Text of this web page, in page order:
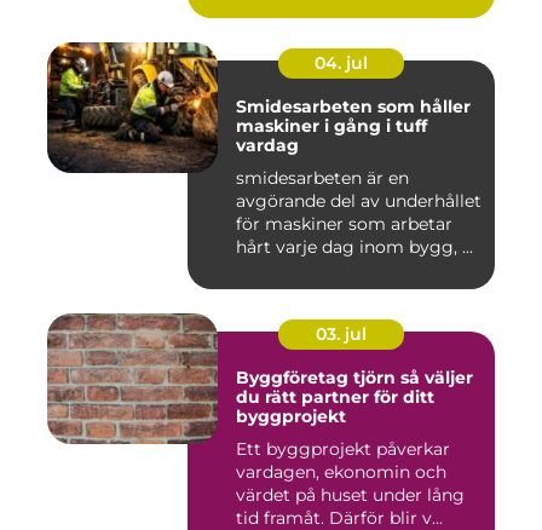
04. jul
Smidesarbeten som håller
maskiner i gång i tuff
vardag
smidesarbeten är en
avgörande del av underhållet
för maskiner som arbetar
hårt varje dag inom bygg, ...
03. jul
Byggföretag tjörn så väljer
du rätt partner för ditt
byggprojekt
Ett byggprojekt påverkar
vardagen, ekonomin och
värdet på huset under lång
tid framåt. Därför blir v...